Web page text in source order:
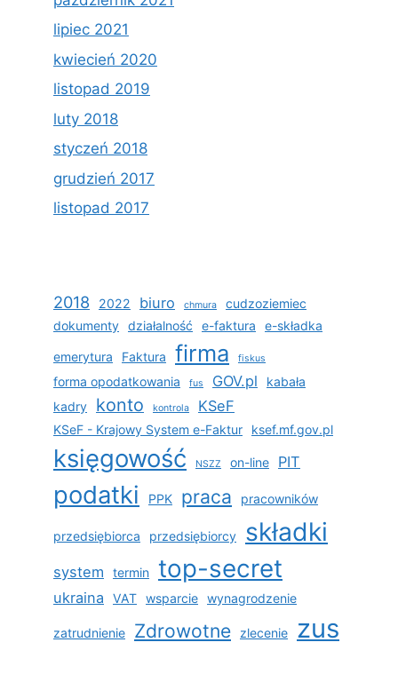
lipiec 2021
kwiecień 2020
listopad 2019
luty 2018
styczeń 2018
grudzień 2017
listopad 2017
2018 2022 biuro chmura
cudzoziemiec
dokumenty działalność e-faktura e-składka
emerytura Faktura firma fiskus
forma opodatkowania fus GOV.pl
kabała
kadry
konto kontrola KSeF
KSeF - Krajowy System e-Faktur ksef.mf.gov.pl
księgowość NSZZ on-line PIT
podatki PPK praca pracowników
przedsiębiorca przedsiębiorcy składki
system termin top-secret
ukraina VAT wsparcie wynagrodzenie
zatrudnienie Zdrowotne zlecenie zus